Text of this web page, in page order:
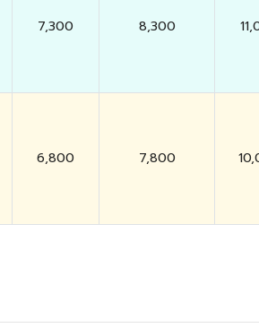
7,300 8,300
6,800 7,800